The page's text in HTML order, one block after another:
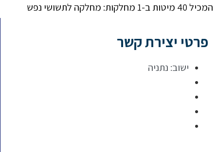
המכיל 40 מיטות ב-1 מחלקות: מחלקה לתשושי נפש
פרטי יצירת קשר
ישוב: נתניה